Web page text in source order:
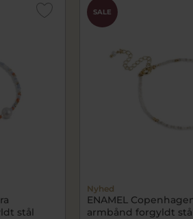
stål
SALE
Nyhed
ENAMEL
armbånd forgyldt stål